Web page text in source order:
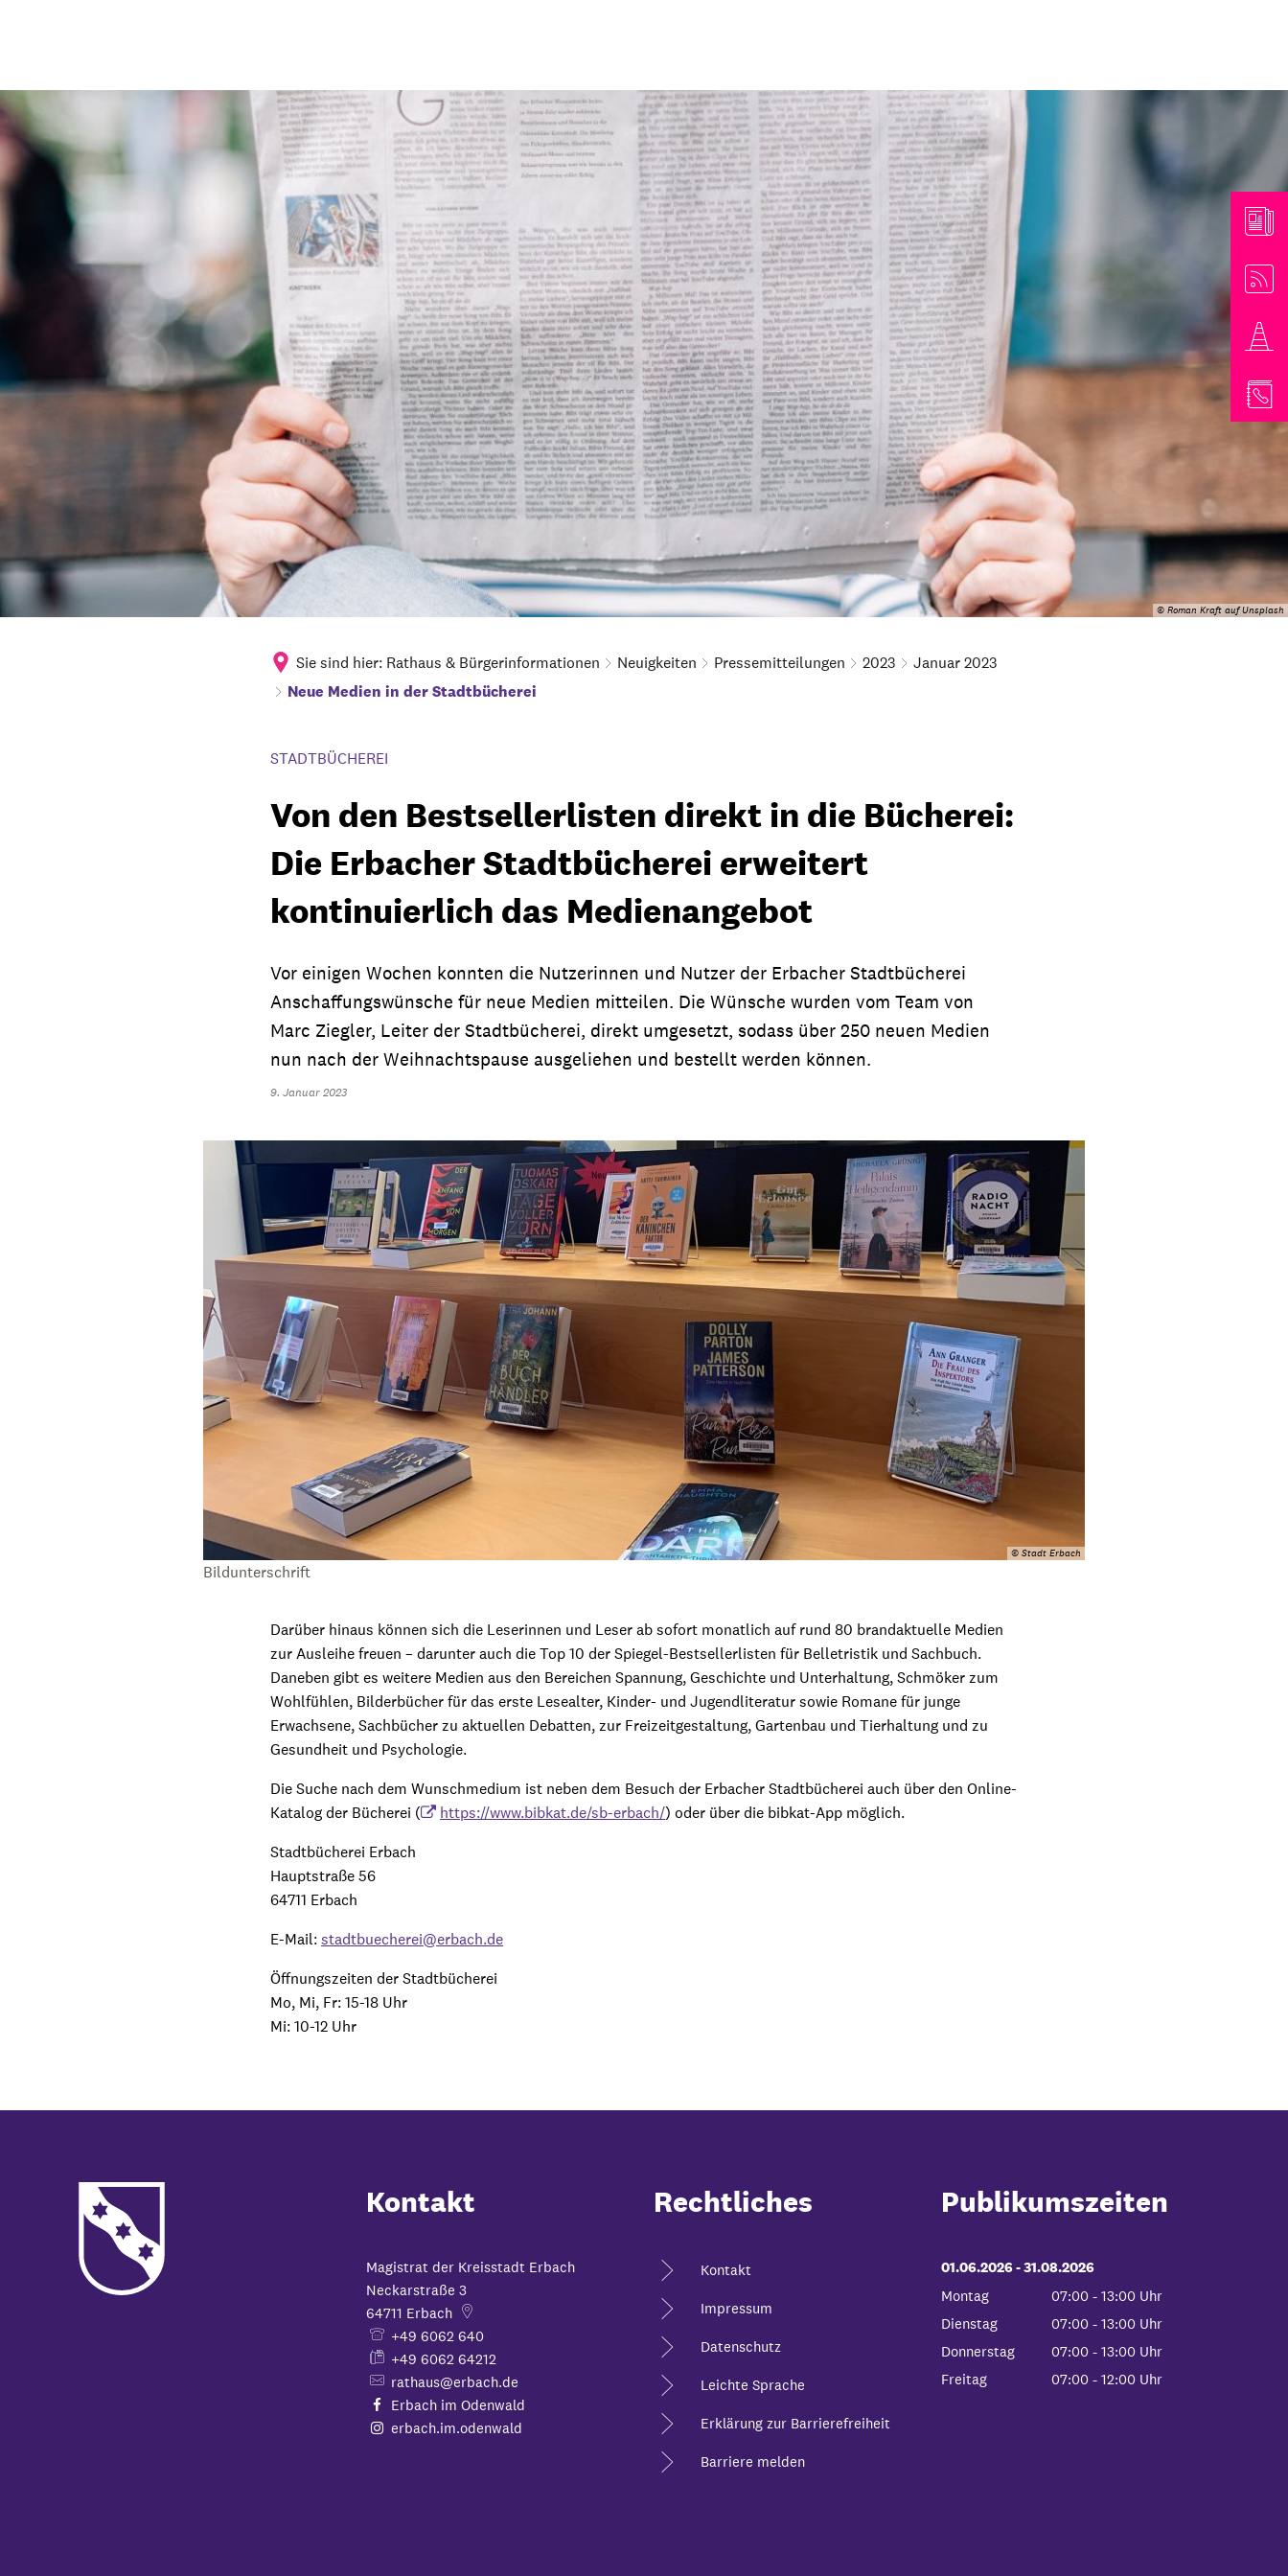
© Roman Kraft auf Unsplash
Sie sind hier: Rathaus & Bürgerinformationen Neuigkeiten Pressemitteilungen 2023 Januar 2023
Neue Medien in der Stadtbücherei
STADTBÜCHEREI
Von den Bestsellerlisten direkt in die Bücherei:
Die Erbacher Stadtbücherei erweitert
kontinuierlich das Medienangebot
Vor einigen Wochen konnten die Nutzerinnen und Nutzer der Erbacher Stadtbücherei
Anschaffungswünsche für neue Medien mitteilen. Die Wünsche wurden vom Team von
Marc Ziegler, Leiter der Stadtbücherei, direkt umgesetzt, sodass über 250 neuen Medien
nun nach der Weihnachtspause ausgeliehen und bestellt werden können.
9. Januar 2023
© Stadt Erbach
Bildunterschrift
Darüber hinaus können sich die Leserinnen und Leser ab sofort monatlich auf rund 80 brandaktuelle Medien
zur Ausleihe freuen – darunter auch die Top 10 der Spiegel-Bestsellerlisten für Belletristik und Sachbuch.
Daneben gibt es weitere Medien aus den Bereichen Spannung, Geschichte und Unterhaltung, Schmöker zum
Wohlfühlen, Bilderbücher für das erste Lesealter, Kinder- und Jugendliteratur sowie Romane für junge
Erwachsene, Sachbücher zu aktuellen Debatten, zur Freizeitgestaltung, Gartenbau und Tierhaltung und zu
Gesundheit und Psychologie.
Die Suche nach dem Wunschmedium ist neben dem Besuch der Erbacher Stadtbücherei auch über den Online-
Katalog der Bücherei (
https://www.bibkat.de/sb-erbach/) oder über die bibkat-App möglich.
Stadtbücherei Erbach
Hauptstraße 56
64711 Erbach
E-Mail: stadtbuecherei@erbach.de
Öffnungszeiten der Stadtbücherei
Mo, Mi, Fr: 15-18 Uhr
Mi: 10-12 Uhr
Kontakt
Magistrat der Kreisstadt Erbach
Neckarstraße 3
64711 Erbach
+49 6062 640
+49 6062 64212
rathaus@erbach.de
Erbach im Odenwald
erbach.im.odenwald
Rechtliches
Kontakt
Impressum
Datenschutz
Leichte Sprache
Erklärung zur Barrierefreiheit
Barriere melden
Publikumszeiten
01.06.2026-bis
31.08.2026
Montag
07:00 - 13:00 Uhr
Von 07:00 bis 13:00 Uhr
Dienstag 07:00 - 13:00 Uhr
Von 07:00 bis 13:00 Uhr
Donnerstag 07:00 - 13:00 Uhr
Von 07:00 bis 13:00 Uhr
Freitag 07:00 - 12:00 Uhr